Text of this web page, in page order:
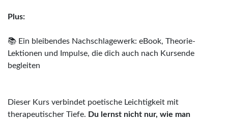
Plus:
📚 Ein bleibendes Nachschlagewerk: eBook, Theorie-
Lektionen und Impulse, die dich auch nach Kursende
begleiten
Dieser Kurs verbindet poetische Leichtigkeit mit
therapeutischer Tiefe. Du lernst nicht nur, wie man